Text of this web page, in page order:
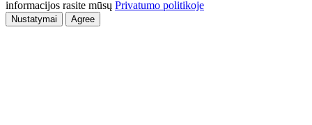
informacijos rasite mūsų Privatumo politikoje
Nustatymai Agree